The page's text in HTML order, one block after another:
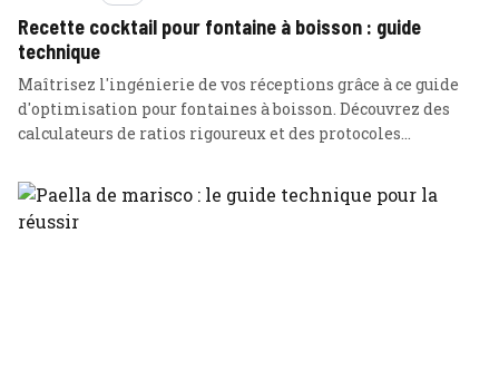
Recette cocktail pour fontaine à boisson : guide
technique
Maîtrisez l'ingénierie de vos réceptions grâce à ce guide
d'optimisation pour fontaines à boisson. Découvrez des
calculateurs de ratios rigoureux et des protocoles
obstruction.